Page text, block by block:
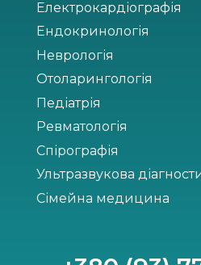
Електрокардіографія
Ендокринологія
Неврологія
Отоларингологія
Педіатрія
Ревматологія
Спірографія
Ультразвукова
Сімейна медицина